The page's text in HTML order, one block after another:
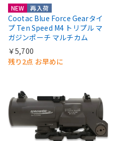
NEW 再入荷
Cootac Blue Force Gearタイ
プ Ten Speed M4 トリプル マ
ガジンポーチ マルチカム
￥5,700
残り2点 お早めに